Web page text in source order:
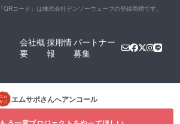
「QRコード」は株式会社デンソーウェーブの登録商標です。
会社概
要
採用情
報
パートナー
募集
エムサポさんへアンコール